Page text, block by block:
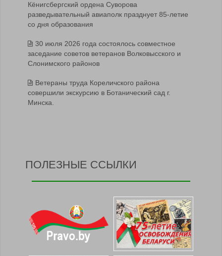
Кёнигсбергский ордена Суворова
разведывательный авиаполк празднует 85-летие
со дня образования
30 июля 2026 года состоялось совместное
заседание советов ветеранов Волковысского и
Слонимского районов
Ветераны труда Кореличского района
совершили экскурсию в Ботанический сад г.
Минска.
ПОЛЕЗНЫЕ ССЫЛКИ